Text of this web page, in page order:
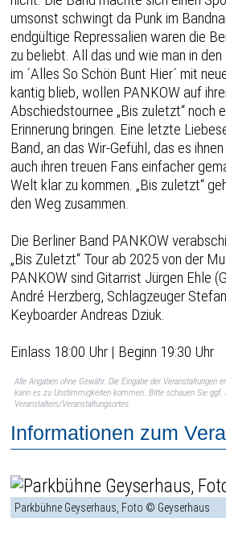
umsonst schwingt da Punk im
endgültige Repressalien waren die
zu beliebt. All das und wie man in
im ´Alles So Schön Bunt Hier´ mit
kantig blieb, wollen PANKOW auf
Abschiedstournee „Bis zuletzt“ noch
Erinnerung bringen. Eine letzte
Band, an das Wir-Gefühl, das es
auch ihren treuen Fans einfacher
Welt klar zu kommen. „Bis zuletzt“
den Weg zusammen.
Die Berliner Band PANKOW
„Bis Zuletzt“ Tour ab 2025 von der
PANKOW sind Gitarrist Jürgen Ehle
André Herzberg, Schlagzeuger
Keyboarder Andreas Dziuk.
Einlass 18:00 Uhr | Beginn 19:30 Uhr
Alle Angaben ohne Gewähr. Die Eingabe der Veranstaltungen
kann es zu Unstimmigkeiten kommen. Bitte schauen Sie ggf.
Veranstalters/Veranstaltungsortes.
Informationen zum
Parkbühne Geyserhaus, Foto © Geyserhaus